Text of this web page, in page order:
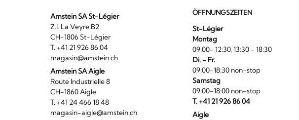
Amstein SA St-Légier
Z.I. La Veyre B2
CH-1806 St-Légier
T. +41 21 926 86 04
magasin@amstein.ch
Amstein SA Aigle
Route Industrielle 8
CH-1860 Aigle
T. +41 24 466 18 48
magasin-aigle@amstein.ch
ÖFFNUNGSZEITEN
St-Légier
Montag
09:00- 12:30, 13:30 - 18:30
Di. - Fr.
09:00-18:30 non-stop
Samstag
09:00-18:00 non-stop
T. +41 21 926 86 04
Aigle